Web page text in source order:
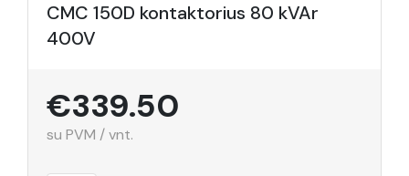
CMC 150D kontaktorius 80 kVAr
400V
€339.50
su PVM / vnt.